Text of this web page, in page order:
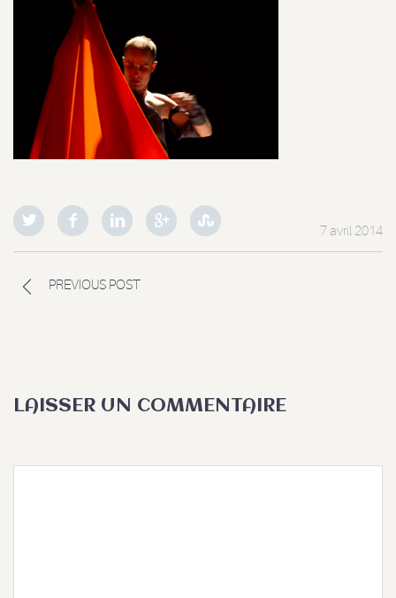
7 avril 2014
PREVIOUS POST
LAISSER UN COMMENTAIRE